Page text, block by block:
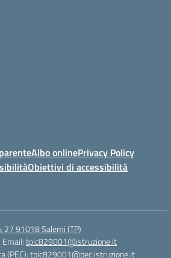
Albo onlinePrivacy Policy
Obiettivi di accessibilità
27 91018 Salemi (TP)
Email:tpic829001@istruzione.it
(PEC):tpic829001@pec.istruzione.it